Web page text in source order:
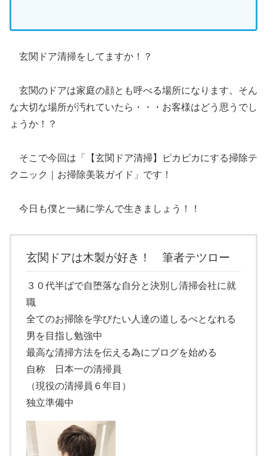
玄関ドア清掃をしてますか！？
玄関のドアは家庭の顔とも呼べる場所になります。そん
な大切な場所が汚れていたら・・・お客様はどう思うでし
ょうか！？
そこで今回は「【玄関ドア清掃】ピカピカにする掃除テ
クニック｜お掃除美装ガイド」です！
今日も僕と一緒に学んで生きましょう！！
玄関ドアは木製が好き！ 筆者テツロー
３０代半ばで自堕落な自分と決別し清掃会社に就
職
全てのお掃除を学びたい人達の道しるべとなれる
男を目指し勉強中
最高な清掃方法を伝える為にブログを始める
自称 日本一の清掃員
（現役の清掃員６年目）
独立準備中